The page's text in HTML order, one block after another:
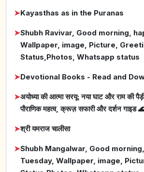
➤Kayasthas as in the Puranas
➤Shubh Ravivar, Good morning,
Wallpaper, image, Picture,
Status,Photos, Whatsapp status
➤Devotional Books - Read and
➤अयोध्या की आत्मा सरयू: नया घाट और राम की
पौराणिक महत्व, क्रूज़ सफारी और दर्शन गाइड
➤श्री यमराज चालीसा
➤Shubh Mangalwar, Good
Tuesday, Wallpaper, image,